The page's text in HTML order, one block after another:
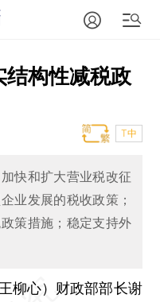
结构性减税政
T中
快和扩大营业税改征
业发展的税收政策；
策措施；稳定支持外
柳心） 财政部部长谢